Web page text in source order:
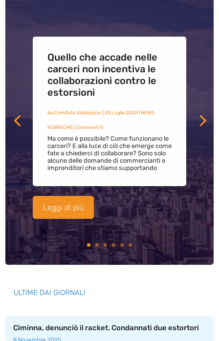
Quello che accade nelle
carceri non incentiva le
collaborazioni contro le
estorsioni
da Comitato Addiopizzo| 25 Luglio 2026| NEWS,
RUBRICHE| Commenti 0
Ma come è possibile? Come funzionano le
carceri? E alla luce di ciò che emerge come
fate a chiederci di collaborare? Sono solo
alcune delle domande di commercianti e
imprenditori che stiamo supportando
Leggi di più
ULTIME DAI GIORNALI
Ciminna, denunciò il racket. Condannati due estortori